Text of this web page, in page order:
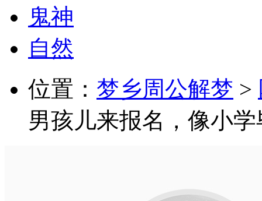
鬼神
自然
位置： 梦乡周公解梦 >
男孩儿来报名，像小